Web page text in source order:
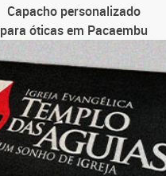
Capacho personalizado
para óticas em Pacaembu